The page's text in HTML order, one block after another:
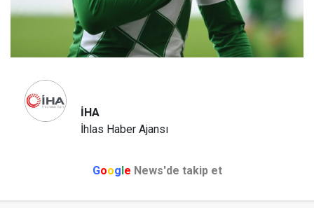
İHA
İhlas Haber Ajansı
Google News'de takip et